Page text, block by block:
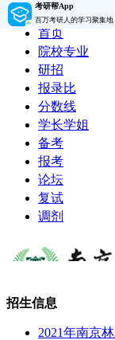
考研帮App
百万考研人的学习聚集地
首页
院校专业
研招
报录比
分数线
学长学姐
备考
报考
论坛
复试
调剂
招生信息
2021年南京